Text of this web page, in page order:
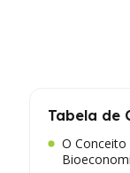
Tabela de
O